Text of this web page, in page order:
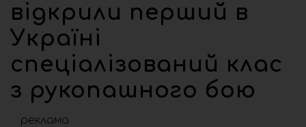
відкрили перший в
Україні
спеціалізований клас
з рукопашного бою
реклама